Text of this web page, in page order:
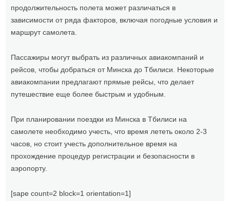
продолжительность полета может различаться в
зависимости от ряда факторов, включая погодные условия и
маршрут самолета.
Пассажиры могут выбрать из различных авиакомпаний и
рейсов, чтобы добраться от Минска до Тбилиси. Некоторые
авиакомпании предлагают прямые рейсы, что делает
путешествие еще более быстрым и удобным.
При планировании поездки из Минска в Тбилиси на
самолете необходимо учесть, что время лететь около 2-3
часов, но стоит учесть дополнительное время на
прохождение процедур регистрации и безопасности в
аэропорту.
[sape count=2 block=1 orientation=1]